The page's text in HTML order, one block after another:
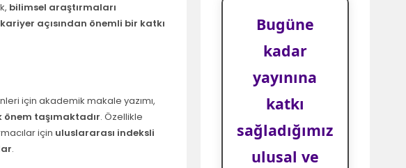
bilimsel araştırmaları
açısından önemli bir katkı
için akademik makale yazımı,
taşımaktadır. Özellikle
için uluslararası indeksli
.
Bugüne
kadar
yayınına
katkı
sağladığımız
ulusal ve